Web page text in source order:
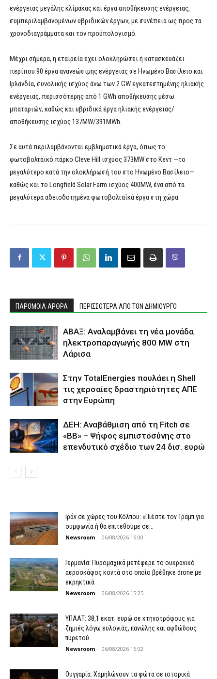
ενέργειας μεγάλης κλίμακας και έργα αποθήκευσης ενέργειας,
συμπεριλαμβανομένων υβριδικών έργων, με συνέπεια ως προς τα
χρονοδιαγράμματα και τον προϋπολογισμό.
Μέχρι σήμερα, η εταιρεία έχει ολοκληρώσει ή κατασκευάζει
περίπου 90 έργα ανανεώσιμης ενέργειας σε Ηνωμένο Βασίλειο και
Ιρλανδία, συνολικής ισχύος άνω των 2 GW εγκατεστημένης ηλιακής
ενέργειας, περισσότερης από 1 GWh αποθήκευσης μέσω
μπαταριών, καθώς και υβριδικά έργα ηλιακής ενέργειας/
αποθήκευσης ισχύος 137MW/391MWh.
Σε αυτά περιλαμβάνονται εμβληματικά έργα, όπως το
φωτοβολταϊκό πάρκο Cleve Hill ισχύος 373MW στο Κεντ —το
μεγαλύτερο κατά την ολοκλήρωσή του στο Ηνωμένο Βασίλειο—
καθώς και το Longfield Solar Farm ισχύος 400MW, ένα από τα
μεγαλύτερα αδειοδοτημένα φωτοβολταϊκά έργα στη χώρα.
ΠΑΡΟΜΟΙΑ ΑΡΘΡΑ ΠΕΡΙΣΣΟΤΕΡΑ ΑΠΟ ΤΟΝ ΔΗΜΙΟΥΡΓΟ
ΑΒΑΞ: Αναλαμβάνει τη νέα μονάδα
ηλεκτροπαραγωγής 800 MW στη
Λάρισα
Στην TotalEnergies πουλάει η Shell
τις χερσαίες δραστηριότητες ΑΠΕ
στην Ευρώπη
ΔΕΗ: Αναβάθμιση από τη Fitch σε
«BB» – Ψήφος εμπιστοσύνης στο
επενδυτικό σχέδιο των 24 δισ. ευρώ
Ιράν σε χώρες του Κόλπου: «Πιέστε τον Τραμπ για
συμφωνία ή θα επιτεθούμε σε...
Newsroom - 06/08/2026 16:00
Γερμανία: Πυρομαχικά μετέφερε το ουκρανικό
αεροσκάφος κοντά στο οποίο βρέθηκε drone με
εκρηκτικά
Newsroom - 06/08/2026 15:25
ΥΠΑΑΤ: 38,1 εκατ. ευρώ σε κτηνοτρόφους για
ζημιές λόγω ευλογιάς, πανώλης και αφθώδους
πυρετού
Newsroom - 06/08/2026 15:02
Ουγγαρία: Χαμηλώνουν τα φώτα σε ιστορικά